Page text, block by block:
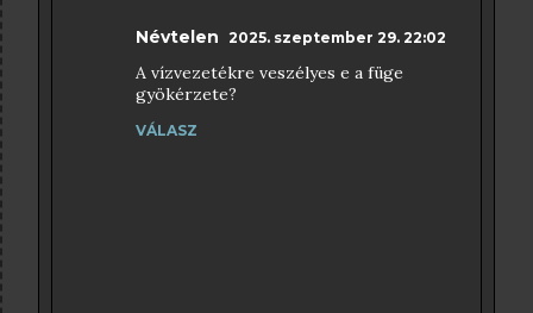
Névtelen 2025. szeptember 29. 22:02
A vízvezetékre veszélyes e a füge
gyökérzete?
VÁLASZ